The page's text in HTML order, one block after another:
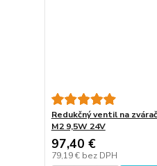
Redukčný ventil na
M2 9,5W 24V
97,40 €
79,19 € bez DPH